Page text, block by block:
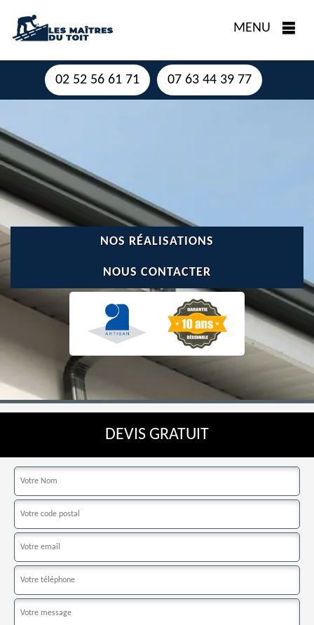
MENU
02 52 56 61 71 07 63 44 39 77
NOS RÉALISATIONS
NOUS CONTACTER
DEVIS GRATUIT